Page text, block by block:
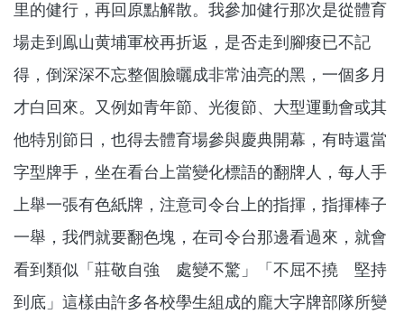
里的健行，再回原點解散。我參加健行那次是從體育
場走到鳯山黄埔軍校再折返，是否走到腳痠已不記
得，倒深深不忘整個臉曬成非常油亮的黑，一個多月
才白回來。又例如青年節、光復節、大型運動會或其
他特別節日，也得去體育場參與慶典開幕，有時還當
字型牌手，坐在看台上當變化標語的翻牌人，每人手
上舉一張有色紙牌，注意司令台上的指揮，指揮棒子
一舉，我們就要翻色塊，在司令台那邊看過來，就會
看到類似「莊敬自強 處變不驚」「不屈不撓 堅持
到底」這樣由許多各校學生組成的龐大字牌部隊所變